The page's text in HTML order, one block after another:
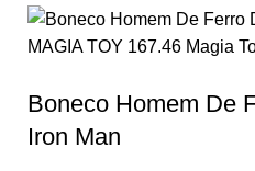
Boneco Homem De
Iron Man